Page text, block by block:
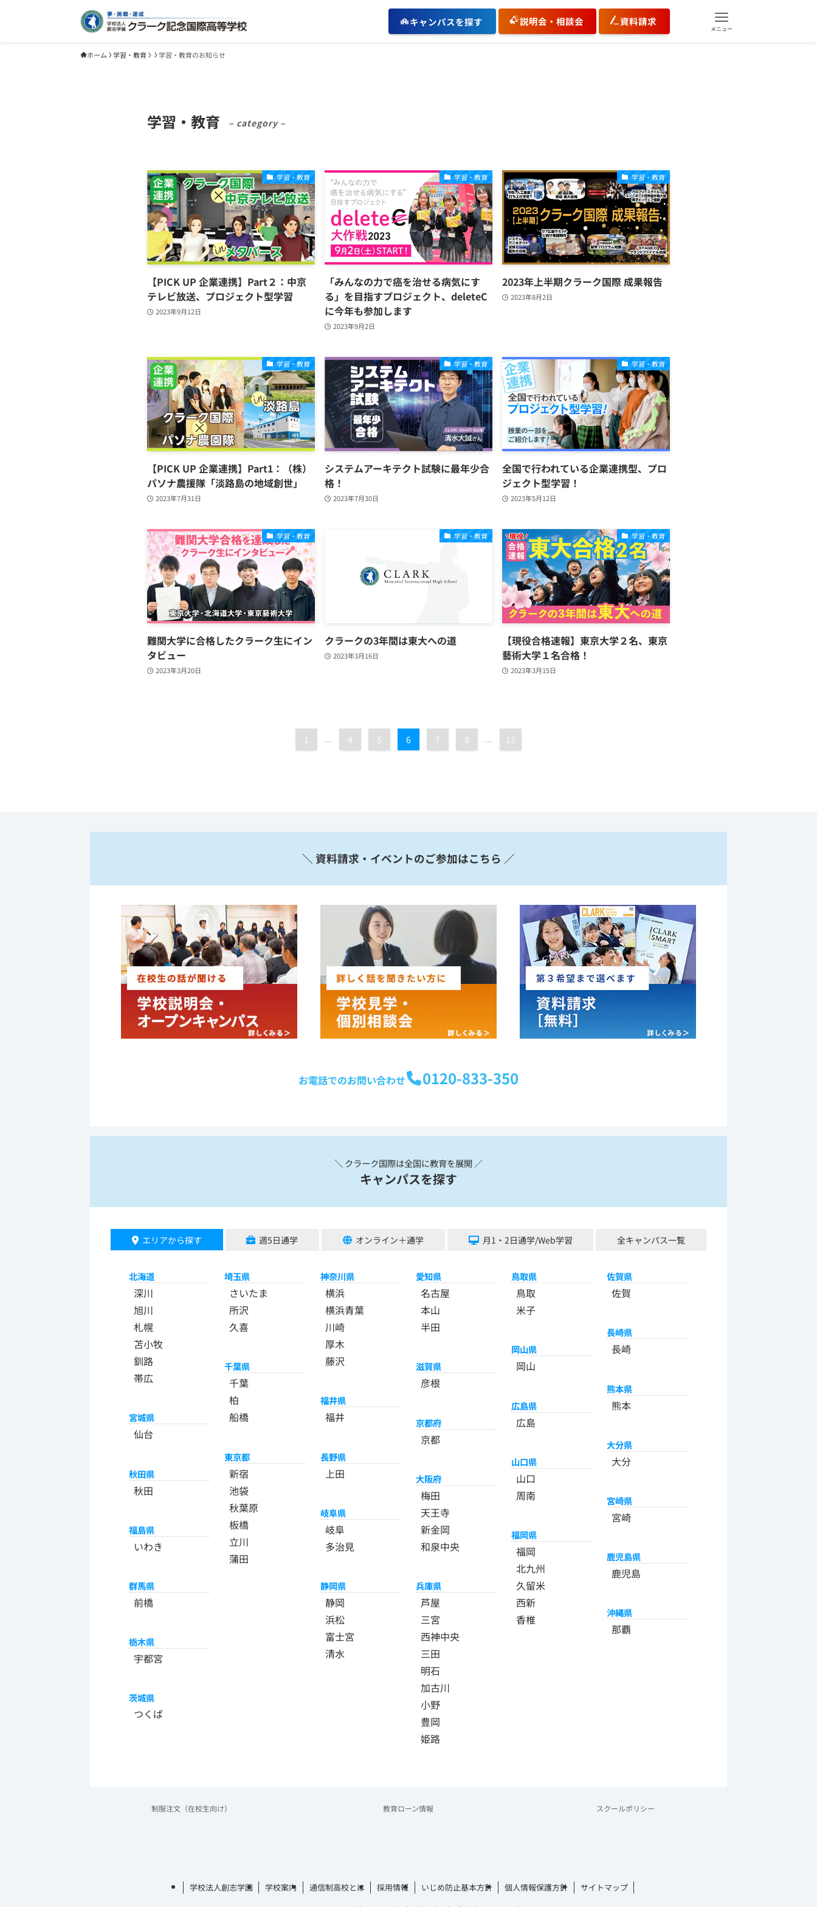
キャンパスを探す 説明会・相談会 資料請求
メニュー
ホーム 学習・教育 学習・教育のお知らせ
学習・教育 – category –
学習・教育
【PICK UP 企業連携】Part２：中京
テレビ放送、プロジェクト型学習
2023年9月12日
学習・教育
「みんなの力で癌を治せる病気にす
る」を目指すプロジェクト、deleteC
に今年も参加します
2023年9月2日
学習・教育
2023年上半期クラーク国際 成果報告
2023年8月2日
学習・教育
【PICK UP 企業連携】Part1：（株）
パソナ農援隊「淡路島の地域創世」
2023年7月31日
学習・教育
システムアーキテクト試験に最年少合
格！
2023年7月30日
学習・教育
全国で行われている企業連携型、プロ
ジェクト型学習！
2023年5月12日
学習・教育
難関大学に合格したクラーク生にイン
タビュー
2023年3月20日
学習・教育
クラークの3年間は東大への道
2023年3月16日
学習・教育
【現役合格速報】東京大学２名、東京
藝術大学１名合格！
2023年3月15日
1 ... 4 5 6 7 8 ... 12
＼ 資料請求・イベントのご参加はこちら ／
お電話でのお問い合わせ 0120-833-350
＼ クラーク国際は全国に教育を展開 ／
キャンパスを探す
エリアから探す 週5日通学 オンライン＋通学 月1・2日通学/Web学習 全キャンパス一覧
北海道
深川
旭川
札幌
苫小牧
釧路
帯広
宮城県
仙台
秋田県
秋田
福島県
いわき
群馬県
前橋
栃木県
宇都宮
茨城県
つくば
埼玉県
さいたま
所沢
久喜
千葉県
千葉
柏
船橋
東京都
新宿
池袋
秋葉原
板橋
立川
蒲田
神奈川県
横浜
横浜青葉
川崎
厚木
藤沢
福井県
福井
長野県
上田
岐阜県
岐阜
多治見
静岡県
静岡
浜松
富士宮
清水
愛知県
名古屋
本山
半田
滋賀県
彦根
京都府
京都
大阪府
梅田
天王寺
新金岡
和泉中央
兵庫県
芦屋
三宮
西神中央
三田
明石
加古川
小野
豊岡
姫路
鳥取県
鳥取
米子
岡山県
岡山
広島県
広島
山口県
山口
周南
福岡県
福岡
北九州
久留米
西新
香椎
佐賀県
佐賀
長崎県
長崎
熊本県
熊本
大分県
大分
宮崎県
宮崎
鹿児島県
鹿児島
沖縄県
那覇
制服注文（在校生向け） 教育ローン情報 スクールポリシー
学校法人創志学園 学校案内 通信制高校とは 採用情報 いじめ防止基本方針 個人情報保護方針 サイトマップ